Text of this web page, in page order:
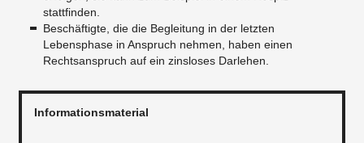
stattfinden.
​Beschäftigte, die die Begleitung in der letzten
Lebensphase in Anspruch nehmen, haben einen
Rechtsanspruch auf ein zinsloses Darlehen.
Informationsmaterial